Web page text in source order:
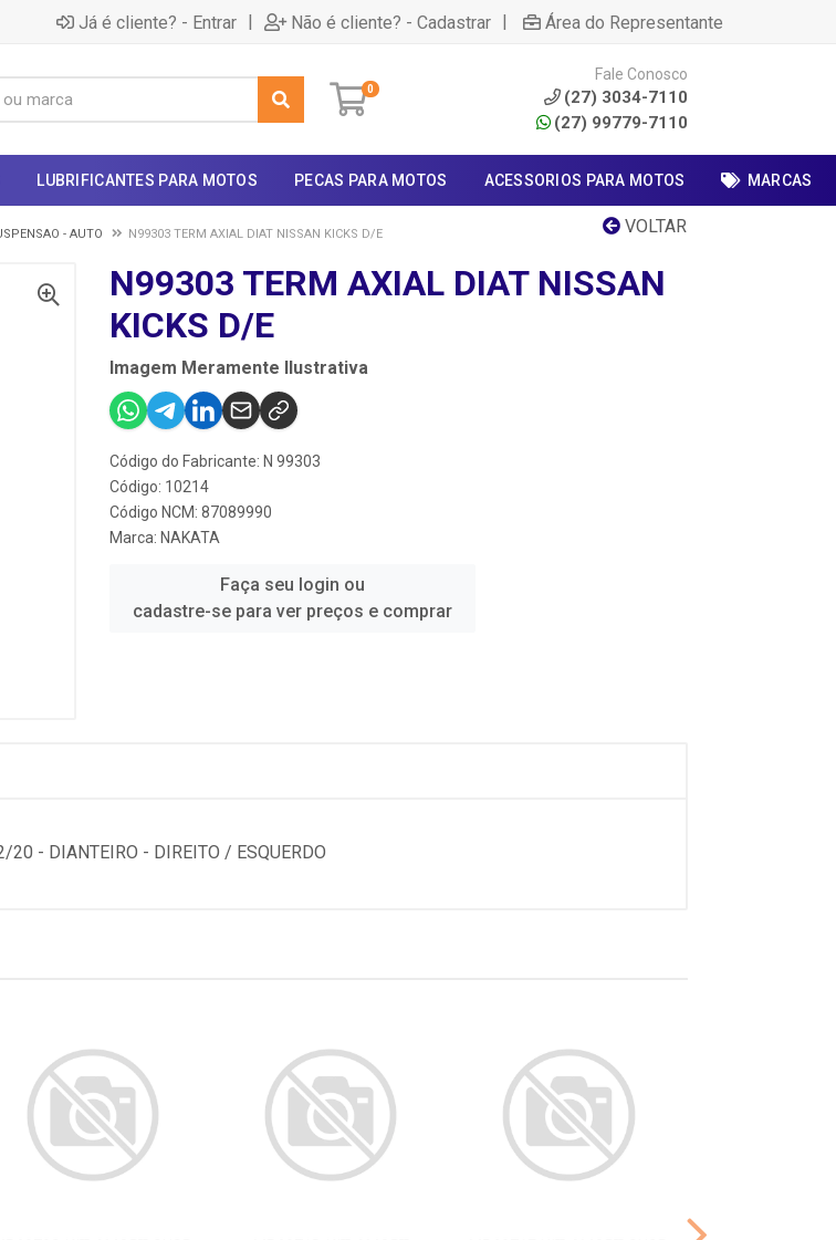
Já é cliente? - Entrar | Não é cliente? - Cadastrar | Área do Representante
0
Fale Conosco
(27) 3034-7110
(27) 99779-7110
LUBRIFICANTES PARA MOTOS PECAS PARA MOTOS ACESSORIOS PARA MOTOS MARCAS
VOLTAR
- AUTO N99303 TERM AXIAL DIAT NISSAN KICKS D/E
N99303 TERM AXIAL DIAT NISSAN
KICKS D/E
Imagem Meramente Ilustrativa
Código do Fabricante: N 99303
Código: 10214
Código NCM: 87089990
Marca: NAKATA
Faça seu login ou
cadastre-se para ver preços e comprar
- DIANTEIRO - DIREITO / ESQUERDO